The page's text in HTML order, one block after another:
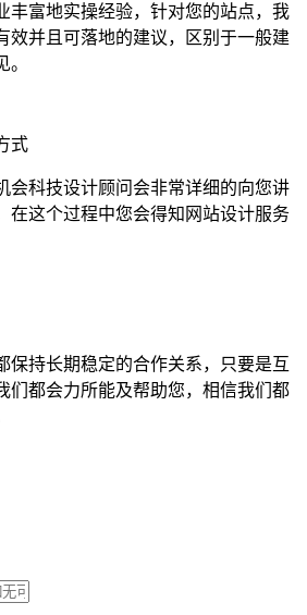
丰富地实操经验，针对您的站点，我
效并且可落地的建议，区别于一般建
式
会科技设计顾问会非常详细的向您讲
在这个过程中您会得知网站设计服务
保持长期稳定的合作关系，只要是互
们都会力所能及帮助您，相信我们都